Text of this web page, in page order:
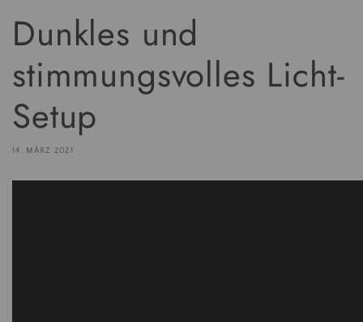
Dunkles und
stimmungsvolles Licht-
Setup
14. MÄRZ 2021